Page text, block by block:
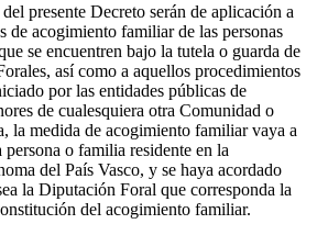
presente Decreto serán de aplicación a
de acogimiento familiar de las personas
se encuentren bajo la tutela o guarda de
así como a aquellos procedimientos
por las entidades públicas de
de cualesquiera otra Comunidad o
la medida de acogimiento familiar vaya a
persona o familia residente en la
del País Vasco, y se haya acordado
la Diputación Foral que corresponda la
del acogimiento familiar.